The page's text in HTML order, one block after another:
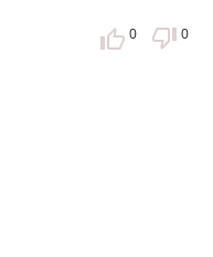
0 0